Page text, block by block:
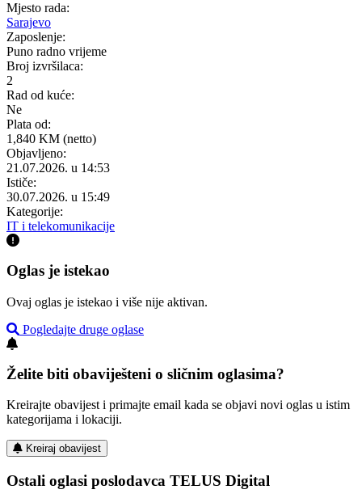
Mjesto rada:
Sarajevo
Zaposlenje:
Puno radno vrijeme
Broj izvršilaca:
2
Rad od kuće:
Ne
Plata od:
1,840 KM (netto)
Objavljeno:
21.07.2026. u 14:53
Ističe:
30.07.2026. u 15:49
Kategorije:
IT i telekomunikacije
Oglas je istekao
Ovaj oglas je istekao i više nije aktivan.
Pogledajte druge oglase
Želite biti obaviješteni o sličnim oglasima?
Kreirajte obavijest i primajte email kada se objavi novi oglas u istim
kategorijama i lokaciji.
Kreiraj obavijest
Ostali oglasi poslodavca TELUS Digital